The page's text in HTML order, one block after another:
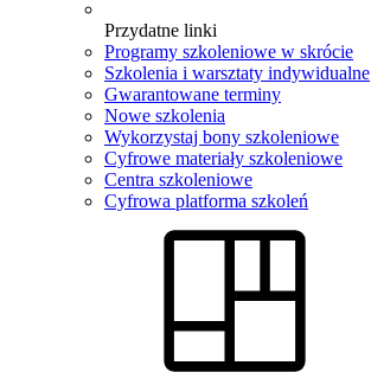
Przydatne linki
Programy szkoleniowe w skrócie
Szkolenia i warsztaty indywidualne
Gwarantowane terminy
Nowe szkolenia
Wykorzystaj bony szkoleniowe
Cyfrowe materiały szkoleniowe
Centra szkoleniowe
Cyfrowa platforma szkoleń